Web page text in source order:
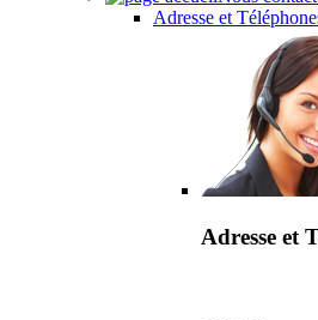
Adresse et
Adresse et